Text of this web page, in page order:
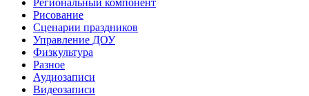
Рисование
Сценарии праздников
Управление ДОУ
Физкультура
Разное
Аудиозаписи
Видеозаписи